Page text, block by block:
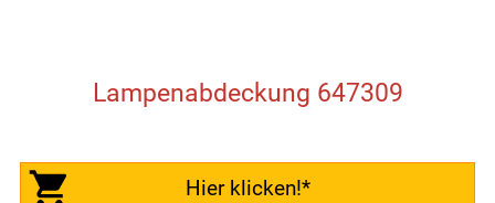
Lampenabdeckung 647309
Hier klicken!*